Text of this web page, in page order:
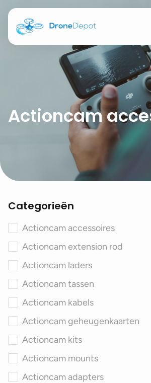
Actioncam
Categorieën
Actioncam accessoires
Actioncam extension rod
Actioncam laders
Actioncam tassen
Actioncam kabels
Actioncam geheugenkaarten
Actioncam kits
Actioncam mounts
Actioncam adapters